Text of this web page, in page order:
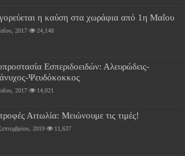
η καύση στα χωράφια από 1η Μαΐου
2017 24,148
Εσπεριδοειδών: Αλευρώδεις-
Ψευδόκοκκος
2017 14,021
Αιτωλία: Μειώνουμε τις τιμές!
2019 11,637